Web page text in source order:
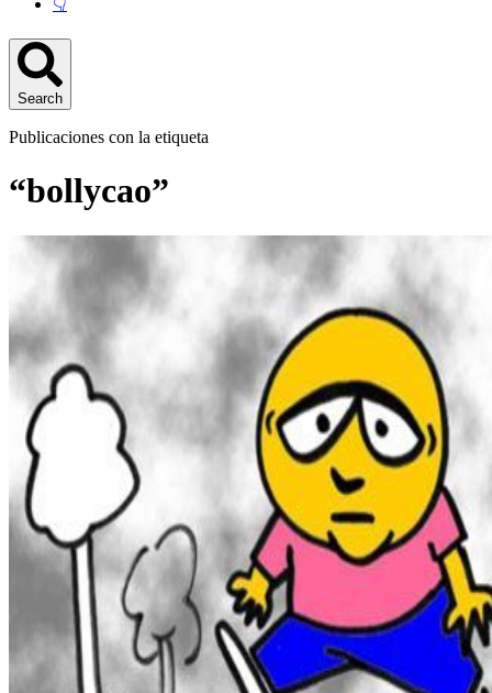
👇
Search
Publicaciones con la etiqueta
“bollycao”